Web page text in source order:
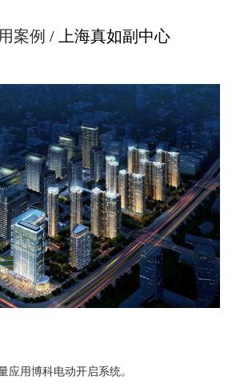
案例 / 上海真如副中心
应用博科电动开启系统。